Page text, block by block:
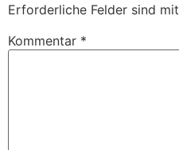
Erforderliche Felder sind mit
Kommentar *